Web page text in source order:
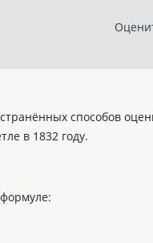
способов
в 1832 году.